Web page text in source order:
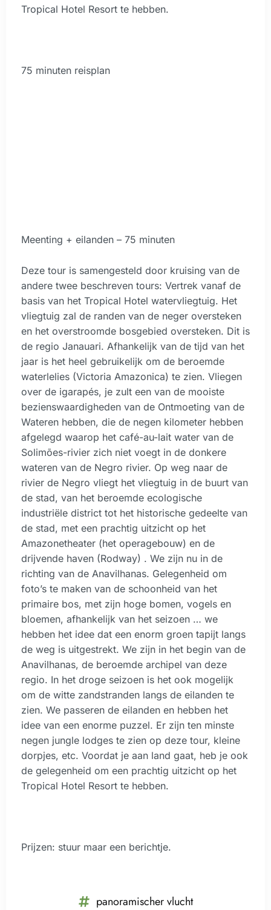
Tropical Hotel Resort te hebben.
75 minuten reisplan
Meenting + eilanden – 75 minuten
Deze tour is samengesteld door kruising van de
andere twee beschreven tours: Vertrek vanaf de
basis van het Tropical Hotel watervliegtuig. Het
vliegtuig zal de randen van de neger oversteken
en het overstroomde bosgebied oversteken. Dit is
de regio Janauari. Afhankelijk van de tijd van het
jaar is het heel gebruikelijk om de beroemde
waterlelies (Victoria Amazonica) te zien. Vliegen
over de igarapés, je zult een van de mooiste
bezienswaardigheden van de Ontmoeting van de
Wateren hebben, die de negen kilometer hebben
afgelegd waarop het café-au-lait water van de
Solimões-rivier zich niet voegt in de donkere
wateren van de Negro rivier. Op weg naar de
rivier de Negro vliegt het vliegtuig in de buurt van
de stad, van het beroemde ecologische
industriële district tot het historische gedeelte van
de stad, met een prachtig uitzicht op het
Amazonetheater (het operagebouw) en de
drijvende haven (Rodway) . We zijn nu in de
richting van de Anavilhanas. Gelegenheid om
foto’s te maken van de schoonheid van het
primaire bos, met zijn hoge bomen, vogels en
bloemen, afhankelijk van het seizoen … we
hebben het idee dat een enorm groen tapijt langs
de weg is uitgestrekt. We zijn in het begin van de
Anavilhanas, de beroemde archipel van deze
regio. In het droge seizoen is het ook mogelijk
om de witte zandstranden langs de eilanden te
zien. We passeren de eilanden en hebben het
idee van een enorme puzzel. Er zijn ten minste
negen jungle lodges te zien op deze tour, kleine
dorpjes, etc. Voordat je aan land gaat, heb je ook
de gelegenheid om een ​​prachtig uitzicht op het
Tropical Hotel Resort te hebben.
Prijzen: stuur maar een berichtje.
panoramischer vlucht